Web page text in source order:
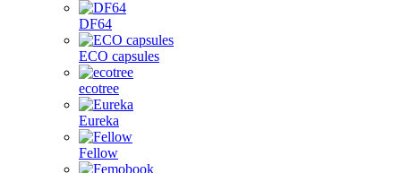
DF64
ECO capsules
ecotree
Eureka
Fellow